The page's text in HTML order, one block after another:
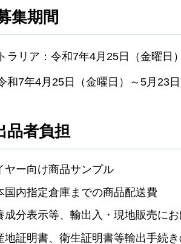
集期間
ラリア：令和7年4月25日（金曜日
和7年4月25日（金曜日）～5月23
品者負担
ヤー向け商品サンプル
国内指定倉庫までの商品配送費
成分表示等、輸出入・現地販売に
地証明書、衛生証明書等輸出手続